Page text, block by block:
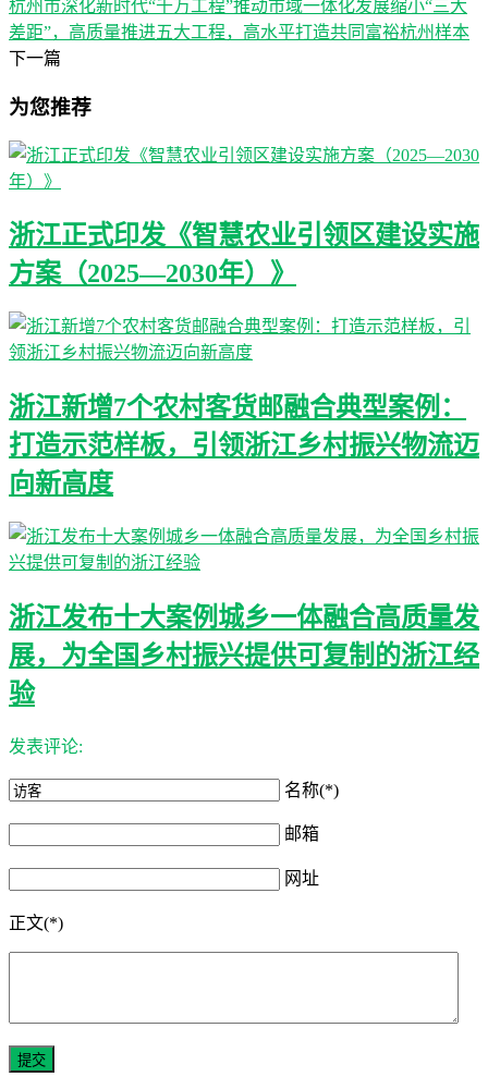
杭州市深化新时代“千万工程”推动市域一体化发展缩小“三大
差距”，高质量推进五大工程，高水平打造共同富裕杭州样本
下一篇
为您推荐
浙江正式印发《智慧农业引领区建设实施
方案（2025—2030年）》
浙江新增7个农村客货邮融合典型案例：
打造示范样板，引领浙江乡村振兴物流迈
向新高度
浙江发布十大案例城乡一体融合高质量发
展，为全国乡村振兴提供可复制的浙江经
验
发表评论:
名称(*)
邮箱
网址
正文(*)